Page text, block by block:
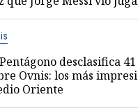
desclasifica
Ovnis: los más
Oriente